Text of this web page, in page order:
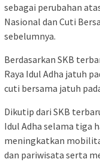
sebagai perubahan
Nasional dan Cuti
sebelumnya.
Berdasarkan SKB
Raya Idul Adha jatuh
cuti bersama jatuh
Dikutip dari SKB
Idul Adha selama tiga
meningkatkan
dan pariwisata serta